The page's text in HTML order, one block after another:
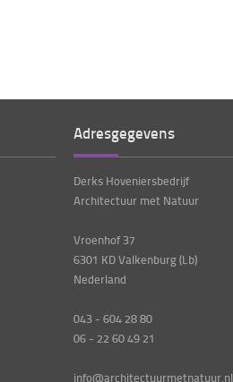
Adresgegevens
Derks Hoveniersbedrijf
Architectuur met Natuur
Vroenhof 37
6301 KD Valkenburg (Lb)
Nederland
043 - 604 28 80
06 - 22 60 49 21
info@architectuurmetnatuur.nl